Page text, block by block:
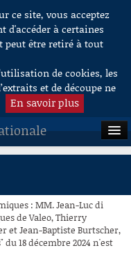
ce site, vous acceptez
d'accéder à certaines
peut être retiré à tout
de cookies, les
et de découpe ne
En savoir plus
: MM. Jean-Luc di
de Valeo, Thierry
et Jean-Baptiste Burtscher,
18 décembre 2024 n'est